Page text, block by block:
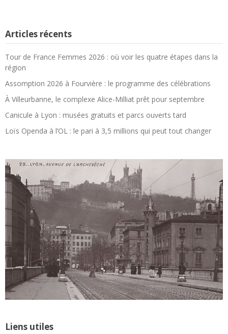
Articles récents
Tour de France Femmes 2026 : où voir les quatre étapes dans la
région
Assomption 2026 à Fourvière : le programme des célébrations
À Villeurbanne, le complexe Alice-Milliat prêt pour septembre
Canicule à Lyon : musées gratuits et parcs ouverts tard
Loïs Openda à l’OL : le pari à 3,5 millions qui peut tout changer
Liens utiles